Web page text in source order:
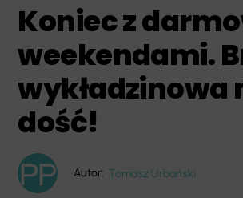
Koniec z
weekendami.
wykładzinowa
dość!
Autor: Tomasz Urbański